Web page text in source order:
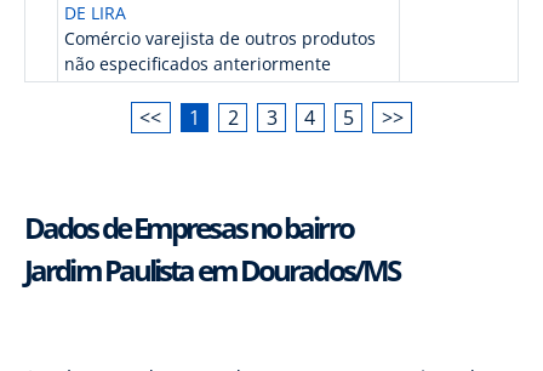
DE LIRA
Comércio varejista de outros produtos
não especificados anteriormente
<< 1 2 3 4 5 >>
Dados de Empresas no bairro
Jardim Paulista em Dourados/MS